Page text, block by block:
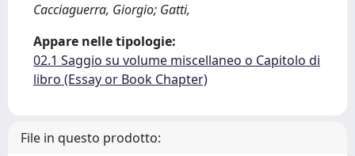
Cacciaguerra, Giorgio; Gatti,
Appare nelle tipologie:
02.1 Saggio su volume miscellaneo o Capitolo di
libro (Essay or Book Chapter)
File in questo prodotto: